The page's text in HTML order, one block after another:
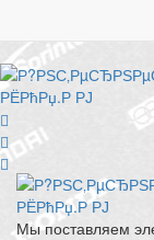
Мы поставляем